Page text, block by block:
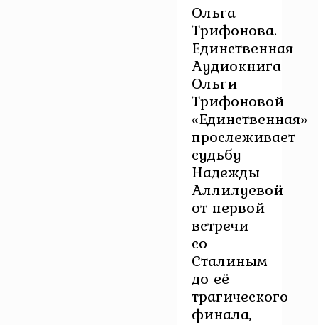
Ольга
Трифонова.
Единственная
Аудиокнига
Ольги
Трифоновой
«Единственная»
прослеживает
судьбу
Надежды
Аллилуевой
от первой
встречи
со
Сталиным
до её
трагического
финала,